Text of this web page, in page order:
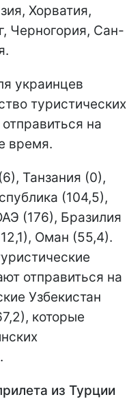
Хорватия,
Черногория, Сан-
украинцев
туристических
на
время.
Танзания (0),
(104,5),
(176), Бразилия
Оман (55,4).
отправиться на
Узбекистан
которые
из Турции